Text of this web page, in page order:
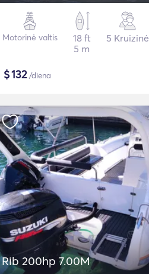
Motorinė valtis
18 ft
5 m
5 Kruizinė
$132/diena
Rib 200hp 7.00M